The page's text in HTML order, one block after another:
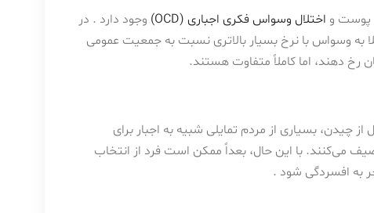
پوست و اختلال وسواس فکری اجباری (OCD)
وجود دارد . در
به وسواس با نرخ بسیار بالاتری نسبت به جمعیت عمومی
رخ دهند، اما کاملاً متفاوت هستند.
چیدن، بسیاری از مردم تمایلی شبیه به اجبار برای
می‌کنند. با این حال، بعداً ممکن است فرد از انتخاب
به افسردگی شود .